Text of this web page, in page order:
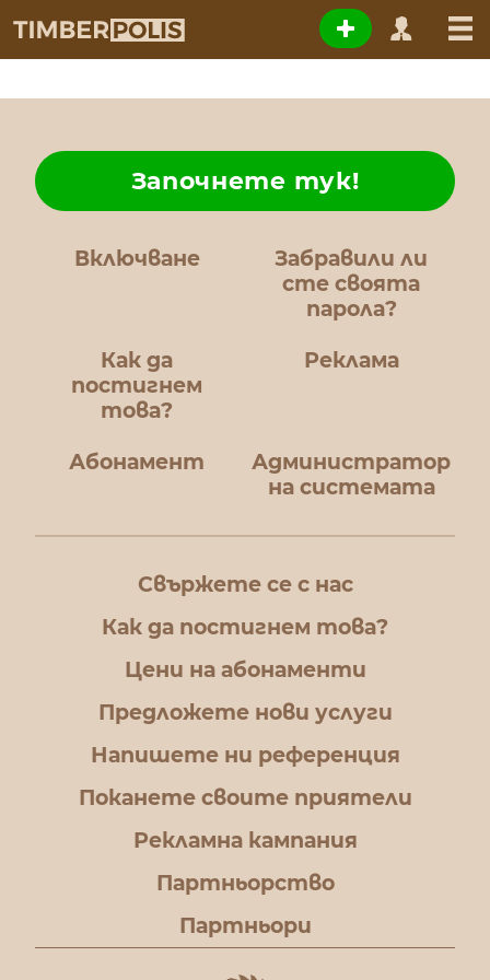
Включване
Забравили ли
сте своята
парола?
Как да
постигнем
това?
Започнете тук!
Реклама
Абонамент
Администратор
на системата
Свържете се с нас
Как да постигнем това?
Цени на абонаменти
Предложете нови услуги
Напишете ни референция
Поканете своите приятели
Рекламна кампания
Партньорство
Партньори